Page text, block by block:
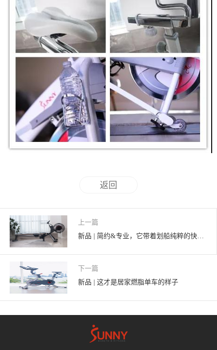
返回
上一篇
新品 | 简约&专业，它带着划船纯粹的快乐来了--SUNNY划船机家族再添新
下一篇
新品 | 这才是居家燃脂单车的样子